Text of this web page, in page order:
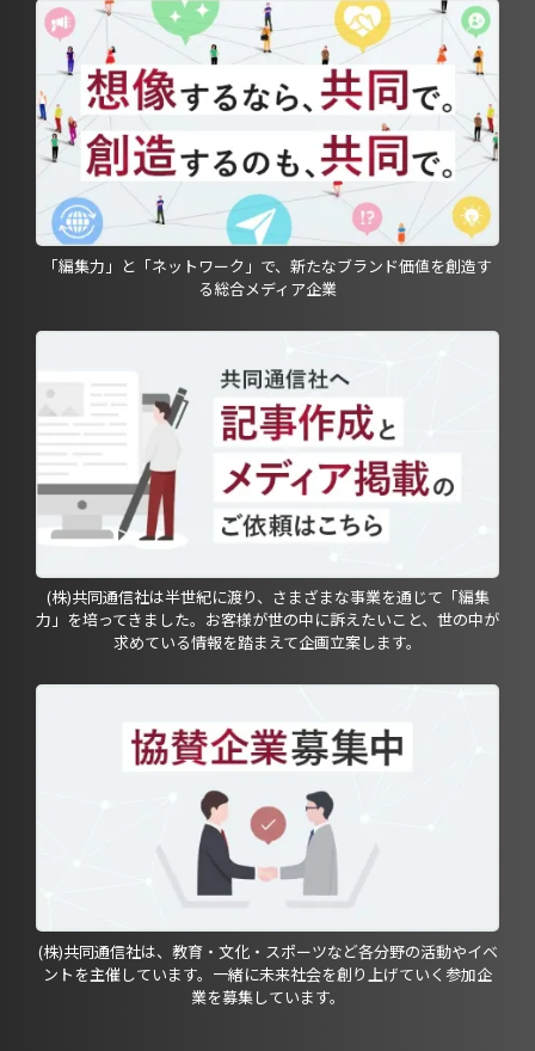
「編集力」と「ネットワーク」で、新たなブランド価値を創造す
る総合メディア企業
(株)共同通信社は半世紀に渡り、さまざまな事業を通じて「編集
力」を培ってきました。お客様が世の中に訴えたいこと、世の中が
求めている情報を踏まえて企画立案します。
(株)共同通信社は、教育・文化・スポーツなど各分野の活動やイベ
ントを主催しています。一緒に未来社会を創り上げていく参加企
業を募集しています。